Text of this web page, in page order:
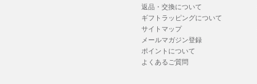
返品・交換について
ギフトラッピングについて
サイトマップ
メールマガジン登録
ポイントについて
よくあるご質問